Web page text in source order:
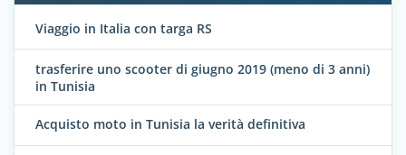
Viaggio in Italia con targa RS
trasferire uno scooter di giugno 2019 (meno di 3 anni)
in Tunisia
Acquisto moto in Tunisia la verità definitiva